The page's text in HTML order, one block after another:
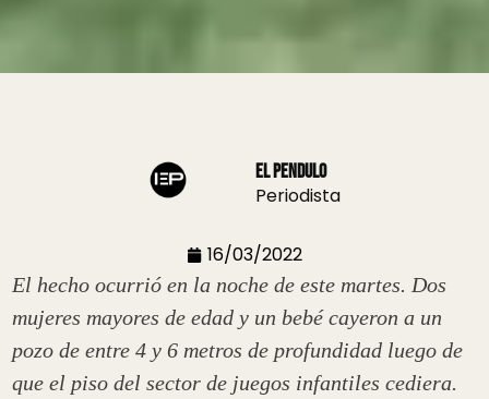
El Pendulo
Periodista
16/03/2022
El hecho ocurrió en la noche de este martes. Dos
mujeres mayores de edad y un bebé cayeron a un
pozo de entre 4 y 6 metros de profundidad luego de
que el piso del sector de juegos infantiles cediera.